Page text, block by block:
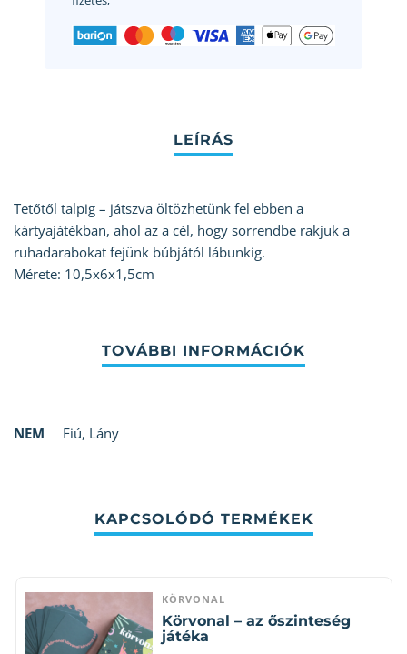
Tetőtől talpig – játszva öltözhetünk fel ebben a
kártyajátékban, ahol az a cél, hogy sorrendbe rakjuk a
ruhadarabokat fejünk búbjától lábunkig.
Mérete: 10,5x6x1,5cm
NEM Fiú, Lány
KAPCSOLÓDÓ TERMÉKEK
KÖRVONAL
Körvonal – az őszinteség
játéka